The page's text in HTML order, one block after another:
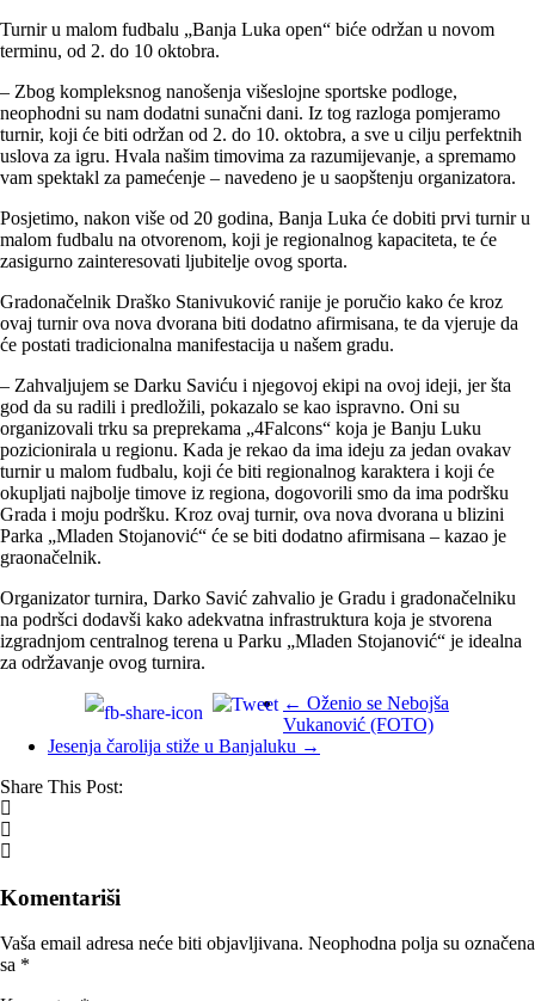
Turnir u malom fudbalu „Banja Luka open“ biće održan u novom
terminu, od 2. do 10 oktobra.
– Zbog kompleksnog nanošenja višeslojne sportske podloge,
neophodni su nam dodatni sunačni dani. Iz tog razloga pomjeramo
turnir, koji će biti održan od 2. do 10. oktobra, a sve u cilju perfektnih
uslova za igru. Hvala našim timovima za razumijevanje, a spremamo
vam spektakl za pamećenje – navedeno je u saopštenju organizatora.
Posjetimo, nakon više od 20 godina, Banja Luka će dobiti prvi turnir u
malom fudbalu na otvorenom, koji je regionalnog kapaciteta, te će
zasigurno zainteresovati ljubitelje ovog sporta.
Gradonačelnik Draško Stanivuković ranije je poručio kako će kroz
ovaj turnir ova nova dvorana biti dodatno afirmisana, te da vjeruje da
će postati tradicionalna manifestacija u našem gradu.
– Zahvaljujem se Darku Saviću i njegovoj ekipi na ovoj ideji, jer šta
god da su radili i predložili, pokazalo se kao ispravno. Oni su
organizovali trku sa preprekama „4Falcons“ koja je Banju Luku
pozicionirala u regionu. Kada je rekao da ima ideju za jedan ovakav
turnir u malom fudbalu, koji će biti regionalnog karaktera i koji će
okupljati najbolje timove iz regiona, dogovorili smo da ima podršku
Grada i moju podršku. Kroz ovaj turnir, ova nova dvorana u blizini
Parka „Mladen Stojanović“ će se biti dodatno afirmisana – kazao je
graonačelnik.
Organizator turnira, Darko Savić zahvalio je Gradu i gradonačelniku
na podršci dodavši kako adekvatna infrastruktura koja je stvorena
izgradnjom centralnog terena u Parku „Mladen Stojanović“ je idealna
za održavanje ovog turnira.
← Oženio se Nebojša
Vukanović (FOTO)
Jesenja čarolija stiže u Banjaluku →
Share This Post:
Komentariši
Vaša email adresa neće biti objavljivana. Neophodna polja su označena
sa *